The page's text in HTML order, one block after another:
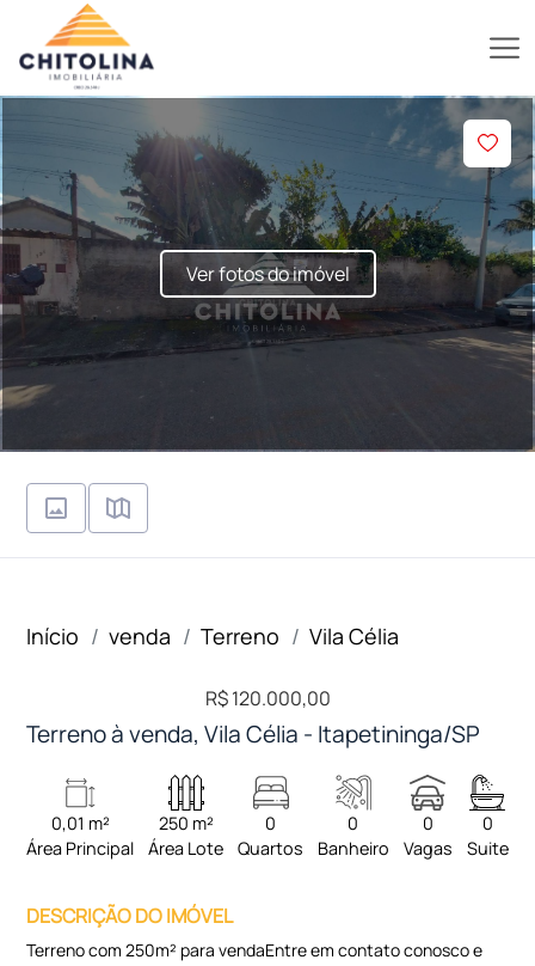
Ver fotos do imóvel
Início venda Terreno Vila Célia
R$ 120.000,00
Terreno à venda, Vila Célia - Itapetininga/SP
0,01 m²
Área Principal
250 m²
Área Lote
0
Quartos
0
Banheiro
0
Vagas
0
Suite
DESCRIÇÃO DO IMÓVEL
Terreno com 250m² para vendaEntre em contato conosco e